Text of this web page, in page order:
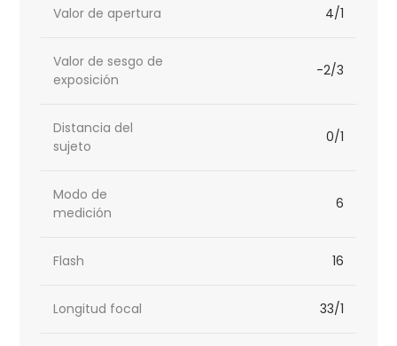
Valor de apertura 4/1
Valor de sesgo de
exposición
-2/3
Distancia del
sujeto
0/1
Modo de
medición
6
Flash 16
Longitud focal 33/1